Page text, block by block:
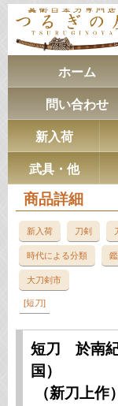
ホーム
問い合わせ
新入荷
武具・他
商品詳細
新入荷 刀剣
時代による分類
大刀剣市
短刀
短刀 於南紀
国）
（新刀上作